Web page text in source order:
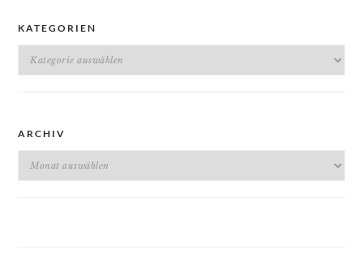
KATEGORIEN
Kategorien
ARCHIV
Archiv